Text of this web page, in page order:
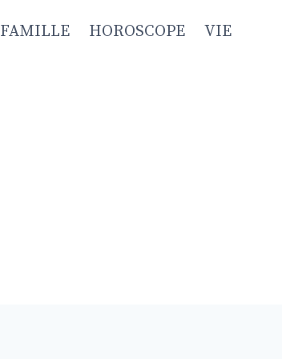
FAMILLE HOROSCOPE VIE